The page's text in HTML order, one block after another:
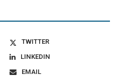
TWITTER
LINKEDIN
EMAIL